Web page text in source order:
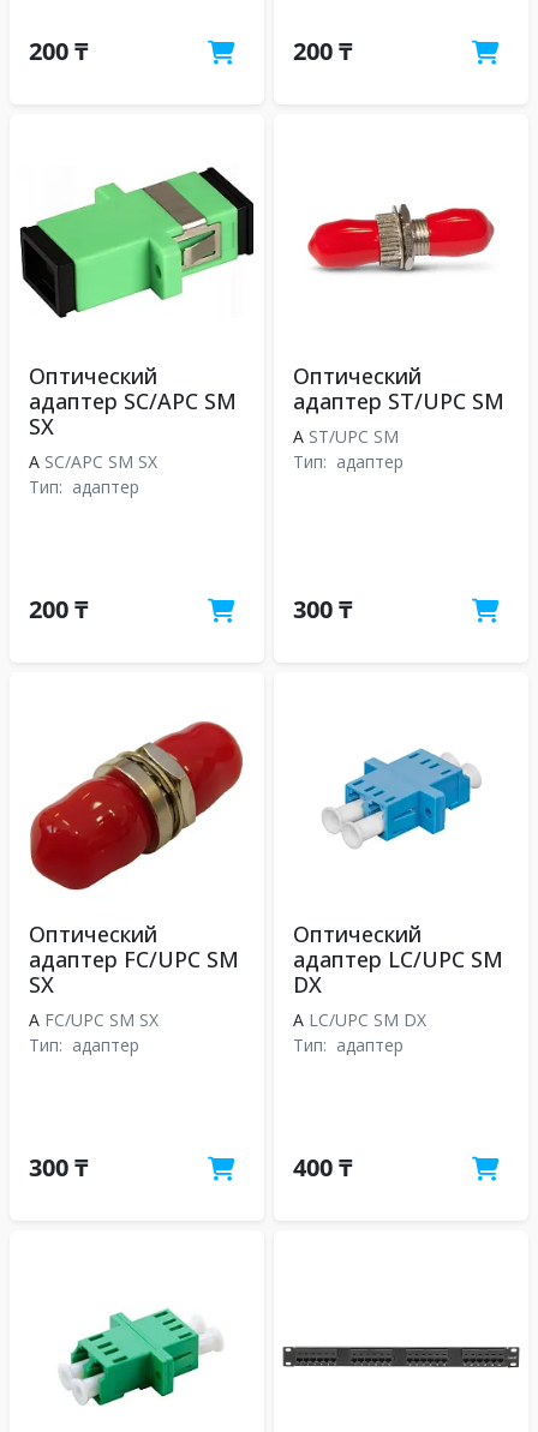
200 ₸ 200 ₸
Оптический
адаптер SC/APC SM
SX
A SC/APC SM SX
Тип: адаптер
200 ₸
Оптический
адаптер ST/UPC SM
A ST/UPC SM
Тип: адаптер
300 ₸
Оптический
адаптер FC/UPC SM
SX
A FC/UPC SM SX
Тип: адаптер
300 ₸
Оптический
адаптер LC/UPC SM
DX
A LC/UPC SM DX
Тип: адаптер
400 ₸